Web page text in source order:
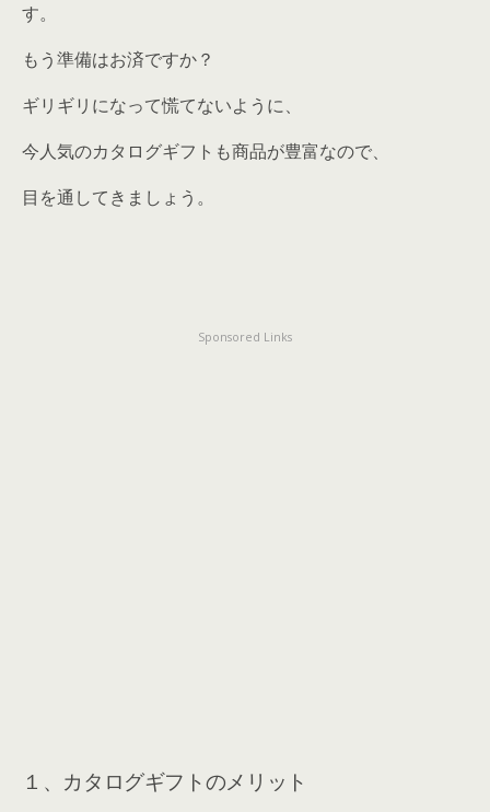
す。
もう準備はお済ですか？
ギリギリになって慌てないように、
今人気のカタログギフトも商品が豊富なので、
目を通してきましょう。
Sponsored Links
１、カタログギフトのメリット